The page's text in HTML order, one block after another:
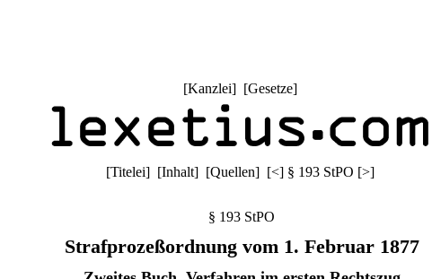
[Kanzlei] [Gesetze]
[Titelei] [Inhalt] [Quellen] [<] § 193 StPO [>]
§ 193 StPO
Strafprozeßordnung vom 1. Februar 1877